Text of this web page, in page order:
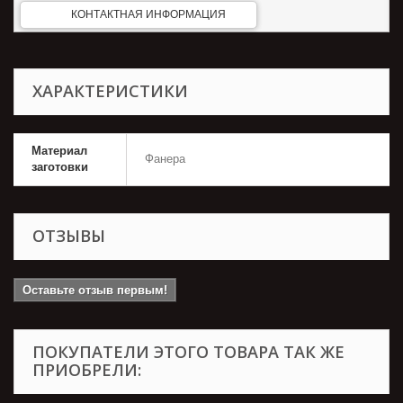
КОНТАКТНАЯ ИНФОРМАЦИЯ
ХАРАКТЕРИСТИКИ
Материал
заготовки
Фанера
ОТЗЫВЫ
Оставьте отзыв первым!
ПОКУПАТЕЛИ ЭТОГО ТОВАРА ТАК ЖЕ
ПРИОБРЕЛИ: